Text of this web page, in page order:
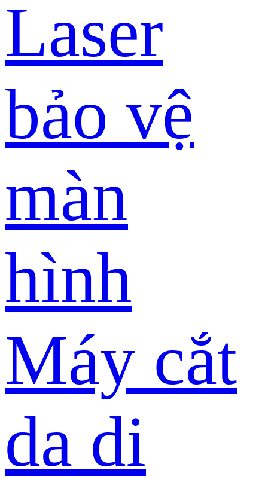
Laser
bảo vệ
màn
hình
Máy cắt
da di